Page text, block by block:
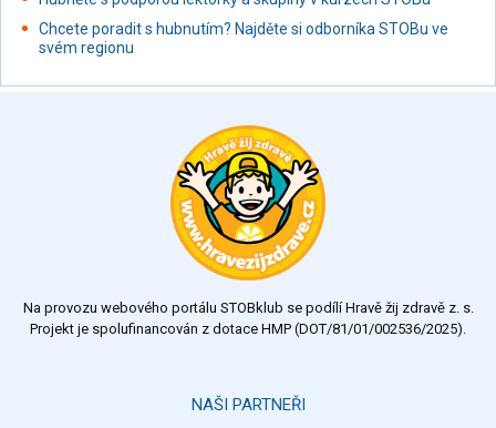
Nápoje alkoholické
Restaurace, jídelny, hotová jídla
Fastfood
Studená kuchyně, lahůdkářské výrobky
Chcete poradit s hubnutím? Najděte si odborníka STOBu ve
svém regionu
Na provozu webového portálu STOBklub se podílí Hravě žij zdravě z. s.
Projekt je spolufinancován z dotace HMP (DOT/81/01/002536/2025).
NAŠI PARTNEŘI